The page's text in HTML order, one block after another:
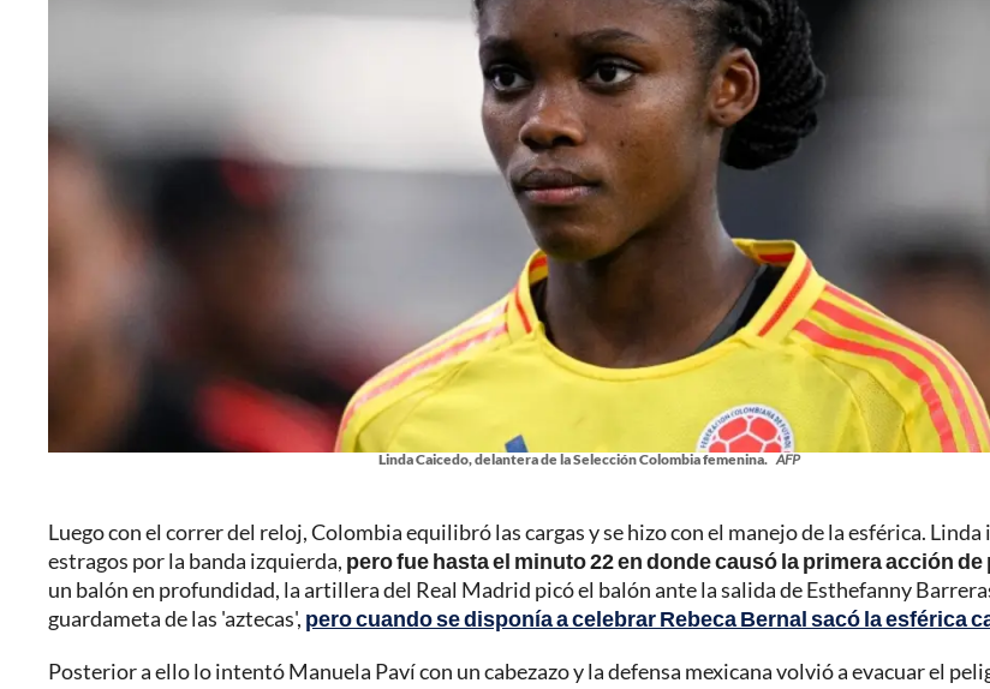
Linda Caicedo, delantera de la Selección Colombia femenina. AFP
Luego con el correr del reloj, Colombia equilibró las cargas y se hizo con el manejo de la esférica.
estragos por la banda izquierda, pero fue hasta el minuto 22 en donde causó la primera acción
un balón en profundidad, la artillera del Real Madrid picó el balón ante la salida de Esthefanny
guardameta de las 'aztecas', pero cuando se disponía a celebrar Rebeca Bernal sacó la esférica
Posterior a ello lo intentó Manuela Paví con un cabezazo y la defensa mexicana volvió a evacuar el